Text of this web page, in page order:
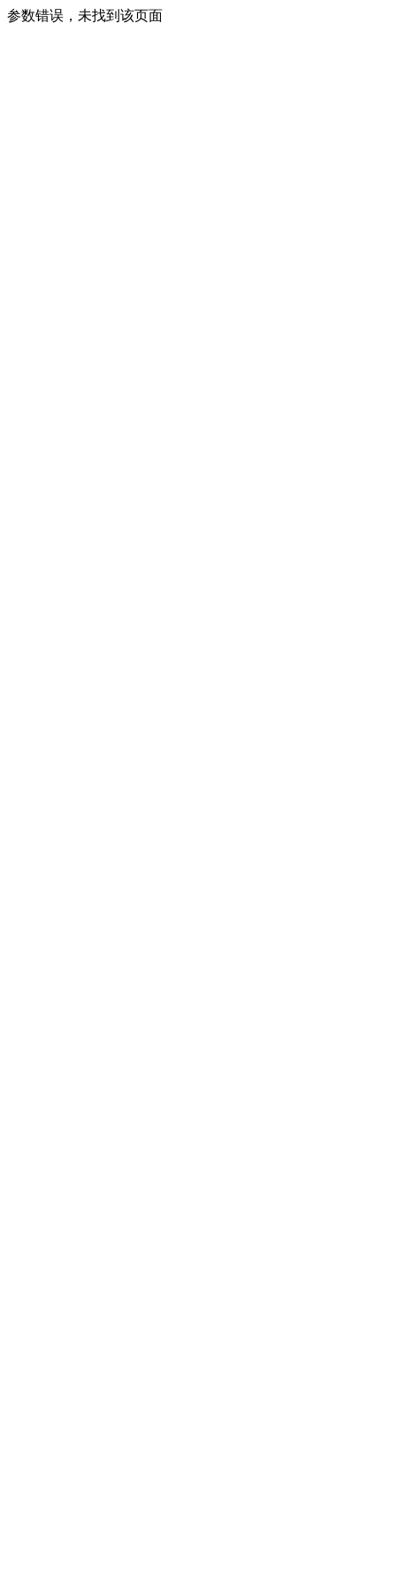
参数错误，未找到该页面